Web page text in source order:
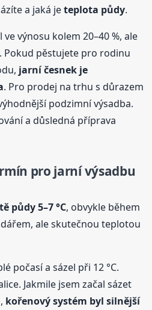
a jaká jeteplota půdy.
výnosu kolem 20–40 %, ale
Pokud pěstujete pro rodinu
jarní česnek je
. Pro prodej na trhu s důrazem
podzimní výsadba.
a důsledná příprava
pro jarní výsadbu
půdy 5–7 °C, obvykle během
ale skutečnou teplotou
počasí a sázel při 12 °C.
Jakmile jsem začal sázet
kořenový systém byl silnější